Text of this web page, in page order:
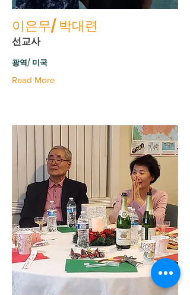
이은무/ 박대련
선교사
광역/ 미국
Read More